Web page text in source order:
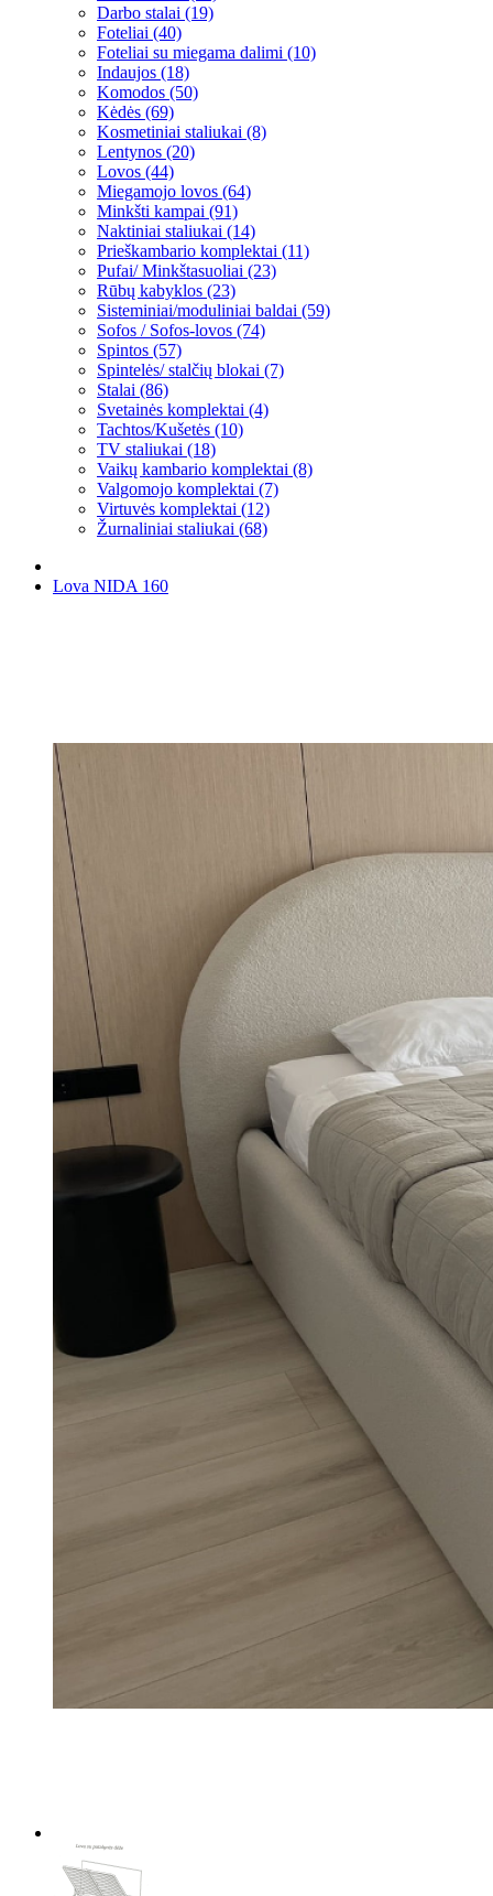
Darbo stalai (19)
Foteliai (40)
Foteliai su miegama dalimi (10)
Indaujos (18)
Komodos (50)
Kėdės (69)
Kosmetiniai staliukai (8)
Lentynos (20)
Lovos (44)
Miegamojo lovos (64)
Minkšti kampai (91)
Naktiniai staliukai (14)
Prieškambario komplektai (11)
Pufai/ Minkštasuoliai (23)
Rūbų kabyklos (23)
Sisteminiai/moduliniai baldai (59)
Sofos / Sofos-lovos (74)
Spintos (57)
Spintelės/ stalčių blokai (7)
Stalai (86)
Svetainės komplektai (4)
Tachtos/Kušetės (10)
TV staliukai (18)
Vaikų kambario komplektai (8)
Valgomojo komplektai (7)
Virtuvės komplektai (12)
Žurnaliniai staliukai (68)
Lova NIDA 160